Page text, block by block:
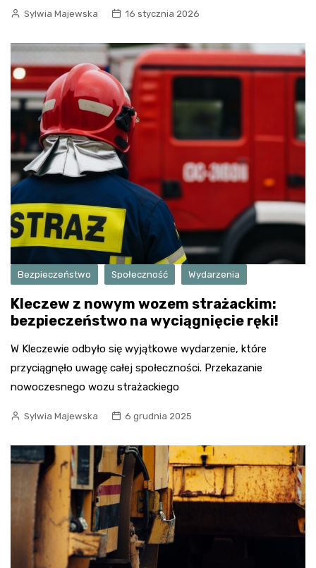
Sylwia Majewska 16 stycznia 2026
Bezpieczeństwo Społeczność Wydarzenia
Kleczew z nowym wozem strażackim:
bezpieczeństwo na wyciągnięcie ręki!
W Kleczewie odbyło się wyjątkowe wydarzenie, które
przyciągnęło uwagę całej społeczności. Przekazanie
nowoczesnego wozu strażackiego
Sylwia Majewska 6 grudnia 2025